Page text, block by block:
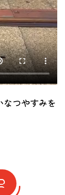
つやすみを